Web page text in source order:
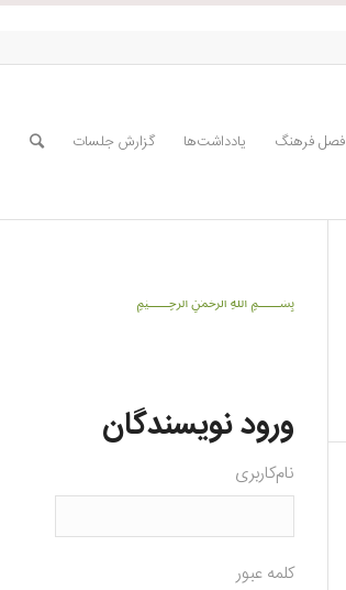
فصل فرهنگ یادداشت‌ها گزارش جلسات
﷽
ورود نویسندگان
نام‌کاربری
کلمه عبور